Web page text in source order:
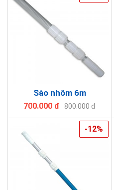
Sào nhôm 6m
700.000 đ 800.000 đ
-12%